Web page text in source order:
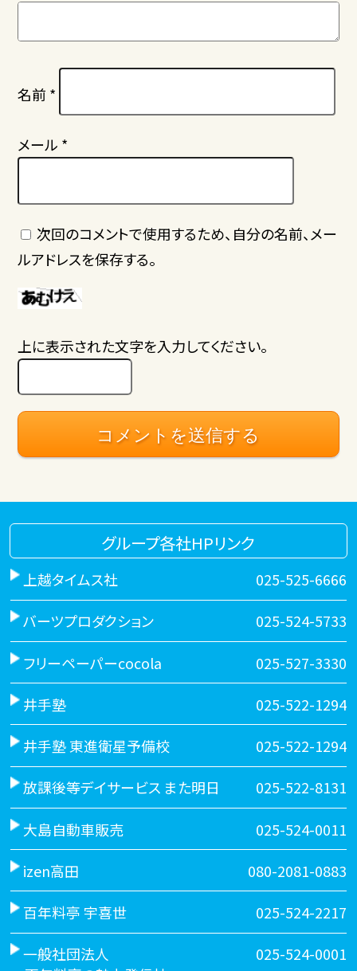
名前 *
メール *
次回のコメントで使用するため、自分の名前、メー
ルアドレスを保存する。
上に表示された文字を入力してください。
グループ各社HPリンク
上越タイムス社 025-525-6666
バーツプロダクション 025-524-5733
フリーペーパーcocola 025-527-3330
井手塾 025-522-1294
井手塾 東進衛星予備校 025-522-1294
放課後等デイサービス また明日 025-522-8131
大島自動車販売 025-524-0011
izen高田 080-2081-0883
百年料亭 宇喜世 025-524-2217
一般社団法人
025-524-0001